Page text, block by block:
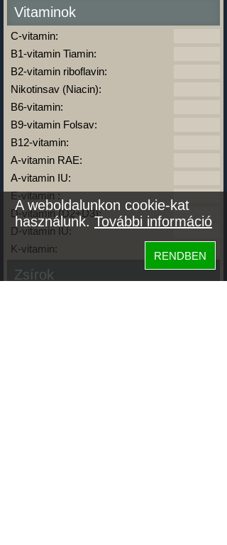
Vitaminok
C-vitamin:
B1-vitamin Tiamin:
B2-vitamin riboflavin:
Nikotinsav (Niacin):
B6-vitamin:
B9-vitamin Folsav:
B12-vitamin:
A-vitamin RAE:
A-vitamin IU:
E-vitamin :
D-vitamin (D2+D3):
D-vitamin IU:
K-vitamin:
Zsírok
A weboldalunkon cookie-kat
használunk.További információ
RENDBEN